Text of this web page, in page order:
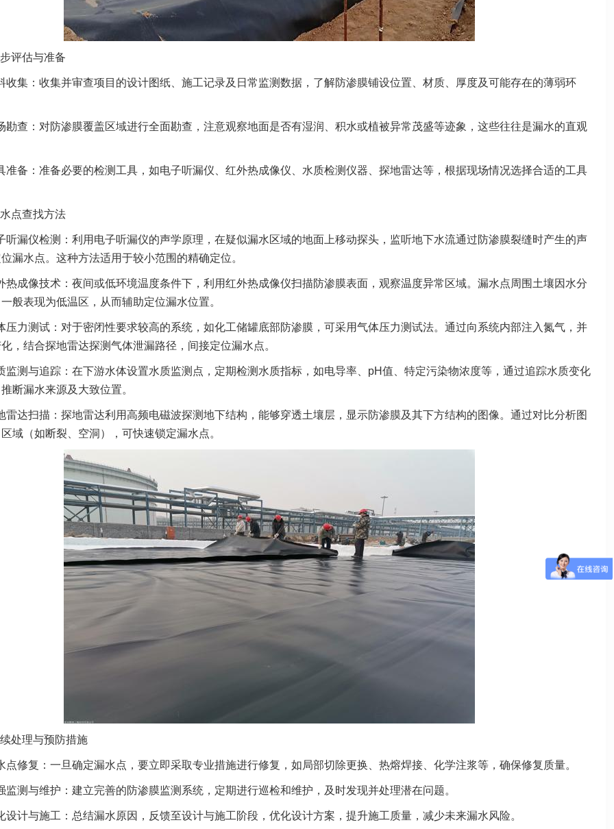
评估与准备
收集：收集并审查项目的设计图纸、施工记录及日常监测数据，了解防渗膜铺设位置、材质、厚度及可能存在的薄弱环
勘查：对防渗膜覆盖区域进行全面勘查，注意观察地面是否有湿润、积水或植被异常茂盛等迹象，这些往往是漏水的直观
准备：准备必要的检测工具，如电子听漏仪、红外热成像仪、水质检测仪器、探地雷达等，根据现场情况选择合适的工具
点查找方法
听漏仪检测：利用电子听漏仪的声学原理，在疑似漏水区域的地面上移动探头，监听地下水流通过防渗膜裂缝时产生的声
漏水点。这种方法适用于较小范围的精确定位。
热成像技术：夜间或低环境温度条件下，利用红外热成像仪扫描防渗膜表面，观察温度异常区域。漏水点周围土壤因水分
般表现为低温区，从而辅助定位漏水位置。
压力测试：对于密闭性要求较高的系统，如化工储罐底部防渗膜，可采用气体压力测试法。通过向系统内部注入氮气，并
，结合探地雷达探测气体泄漏路径，间接定位漏水点。
监测与追踪：在下游水体设置水质监测点，定期检测水质指标，如电导率、pH值、特定污染物浓度等，通过追踪水质变化
断漏水来源及大致位置。
雷达扫描：探地雷达利用高频电磁波探测地下结构，能够穿透土壤层，显示防渗膜及其下方结构的图像。通过对比分析图
域（如断裂、空洞），可快速锁定漏水点。
处理与预防措施
点修复：一旦确定漏水点，要立即采取专业措施进行修复，如局部切除更换、热熔焊接、化学注浆等，确保修复质量。
监测与维护：建立完善的防渗膜监测系统，定期进行巡检和维护，及时发现并处理潜在问题。
设计与施工：总结漏水原因，反馈至设计与施工阶段，优化设计方案，提升施工质量，减少未来漏水风险。